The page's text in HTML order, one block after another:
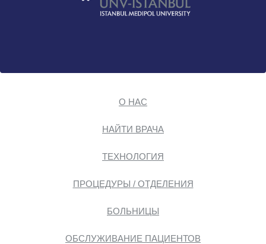
О НАС
НАЙТИ ВРАЧА
ТЕХНОЛОГИЯ
ПРОЦЕДУРЫ / ОТДЕЛЕНИЯ
БОЛЬНИЦЫ
ОБСЛУЖИВАНИЕ ПАЦИЕНТОВ